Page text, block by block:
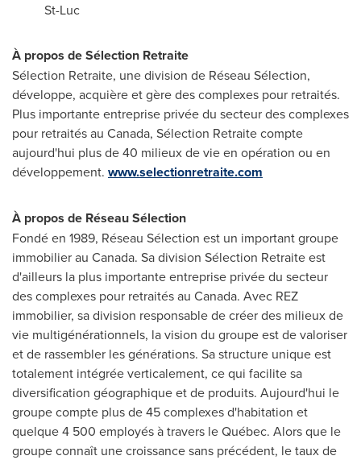
St-Luc
À propos de Sélection Retraite
Sélection Retraite, une division de Réseau Sélection,
développe, acquière et gère des complexes pour retraités.
Plus importante entreprise privée du secteur des complexes
pour retraités au Canada, Sélection Retraite compte
aujourd'hui plus de 40 milieux de vie en opération ou en
développement. www.selectionretraite.com
À propos de Réseau Sélection
Fondé en 1989, Réseau Sélection est un important groupe
immobilier au Canada. Sa division Sélection Retraite est
d'ailleurs la plus importante entreprise privée du secteur
des complexes pour retraités au Canada. Avec REZ
immobilier, sa division responsable de créer des milieux de
vie multigénérationnels, la vision du groupe est de valoriser
et de rassembler les générations. Sa structure unique est
totalement intégrée verticalement, ce qui facilite sa
diversification géographique et de produits. Aujourd'hui le
groupe compte plus de 45 complexes d'habitation et
quelque 4 500 employés à travers le Québec. Alors que le
groupe connaît une croissance sans précédent, le taux de